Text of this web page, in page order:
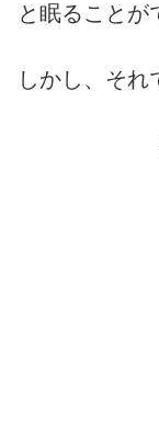
と眠ることが
しかし、それ